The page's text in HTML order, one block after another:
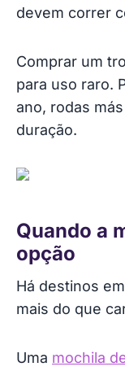
devem correr
Comprar um
para uso raro.
ano, rodas
duração.
Quando a
opção
Há destinos
mais do que
Uma mochila